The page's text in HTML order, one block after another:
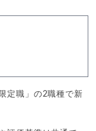
定職」の2職種で新